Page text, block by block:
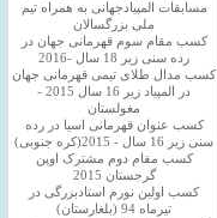
مسابقات المپیادجهانی به همراه تیم
ملی بزرگسالان
کسب مقام سوم قهرمانی جهان در
رده سنی زیر 18 سال -2016
کسب مدال طلای تیمی قهرمانی جهان
در المپیاد زیر 16 سال 2015 -
مغولستان
کسب عنوان قهرمانی اسیا در رده
سنی زیر 16 سال - 2015(کره جنوبی)
کسب مقام دوم مشترک اوپن
گرجستان 2015
کسب اولین نورم استادبزرگی در
تیرماه 94 (بلغارستان)